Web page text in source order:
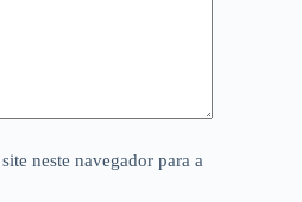
neste navegador para a